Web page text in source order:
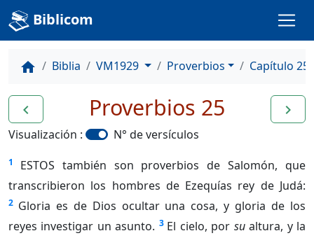
Biblicom
home Biblia VM1929 Proverbios Capítulo 25
navigate_before navigate_next
Proverbios 25
Visualización : N° de versículos
1
ESTOS también son proverbios de Salomón, que
transcribieron los hombres de Ezequías rey de Judá:
2 Gloria es de Dios ocultar una cosa, y gloria de los
reyes investigar un asunto. 3 El cielo, por sualtura, y la